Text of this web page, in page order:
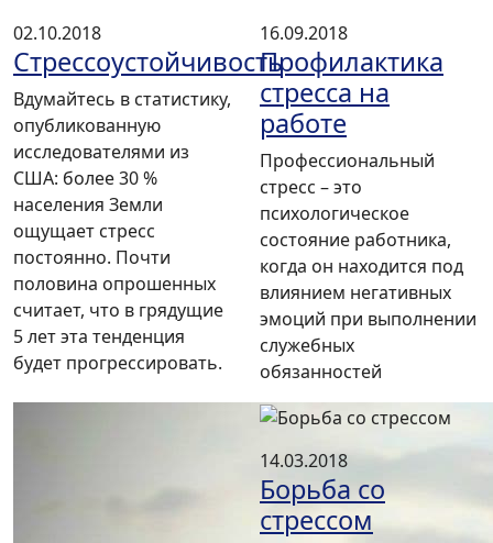
02.10.2018
Стрессоустойчивость
Вдумайтесь в статистику,
опубликованную
исследователями из
США: более 30 %
населения Земли
ощущает стресс
постоянно. Почти
половина опрошенных
считает, что в грядущие
5 лет эта тенденция
будет прогрессировать.
16.09.2018
Профилактика
стресса на
работе
Профессиональный
стресс – это
психологическое
состояние работника,
когда он находится под
влиянием негативных
эмоций при выполнении
служебных
обязанностей
14.03.2018
Борьба со
стрессом